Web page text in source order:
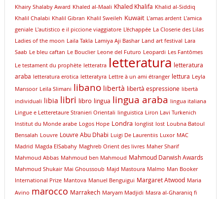
Khairy Shalaby Award Khaled al-Maali Khaled Khalifa Khalid al-Siddiq
Khalil Chalabi Khalil Gibran Khalil Sweileh Kuwait L'amas ardent L'amica
geniale L'autistico e il piccione viaggiatore L'échappée La Closerie des Lilas
Ladies of the moon Laila Takla Lamiya Aji Bashar Land art festival Lara
Saab Le bleu caftan Le Bouclier Leone del Futuro Leopardi Les Fantômes
Le testament du prophète letteratra letteratura letteratura
araba letteratura erotica letteratyra Lettre à un ami étranger lettura Leyla
Mansoor Leïla Slimani libano libertà libertà espressione libertà
individuali libia libri libro lingua lingua araba lingua italiana
Lingue e Letteretaure Stranieri Orientali linguistica Liron Lavi Turkenich
lnstitut du Monde arabe Logos Hope Londra longlist lost Loubna Batoul
Bensalah Louvre Louvre Abu Dhabi Luigi De Laurentiis Luxor MAC
Madrid Magda ElSabahy Maghreb Orient des livres Maher Sharif
Mahmoud Abbas Mahmoud ben Mahmoud Mahmoud Darwish Awards
Mahmoud Shukair Mai Ghoussoub Majd Mastoura Malmo Man Booker
International Prize Mantova Manuel Benguigui Margaret Atwood Maria
Avino marocco Marrakech Maryam Madjidi Masra al-Gharaniq fi